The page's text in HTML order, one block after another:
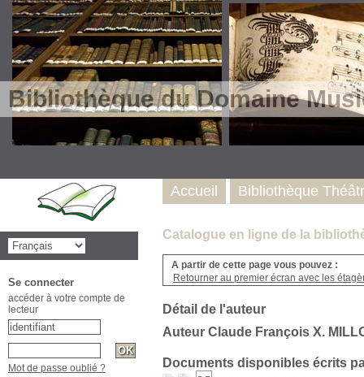
Bibliothèque du Domaine
Catalogue en ligne de la
A partir de cette page vous pouvez :
Retourner au premier écran avec les
Détail de l'auteur
Auteur Claude François X.
Documents disponibles écrits
Accueil Bibliothèque
Se connecter
accéder à votre compte de
lecteur
Mot de passe oublié ?